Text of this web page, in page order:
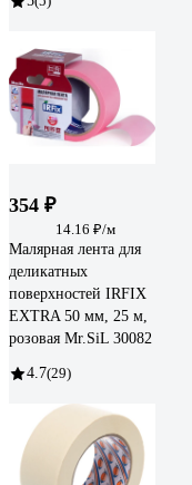
354 ₽
14.16 ₽/м
Малярная лента для
деликатных
поверхностей IRFIX
EXTRA 50 мм, 25 м,
розовая Mr.SiL 30082
4.7(29)